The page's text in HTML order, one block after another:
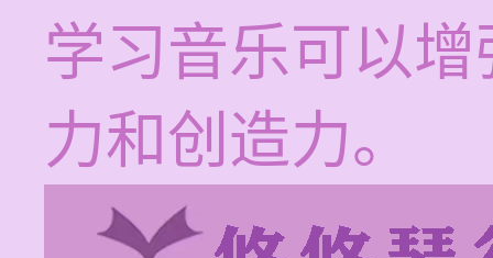
学习音乐可以
力和创造力。